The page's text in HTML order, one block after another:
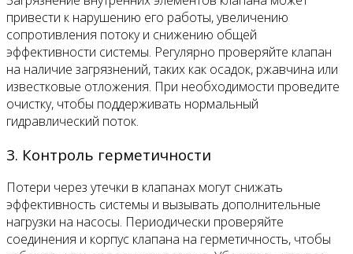
привести к нарушению его работы, увеличению
сопротивления потоку и снижению общей
эффективности системы. Регулярно проверяйте клапан
на наличие загрязнений, таких как осадок, ржавчина или
известковые отложения. При необходимости проведите
очистку, чтобы поддерживать нормальный
гидравлический поток.
3. Контроль герметичности
Потери через утечки в клапанах могут снижать
эффективность системы и вызывать дополнительные
нагрузки на насосы. Периодически проверяйте
соединения и корпус клапана на герметичность, чтобы